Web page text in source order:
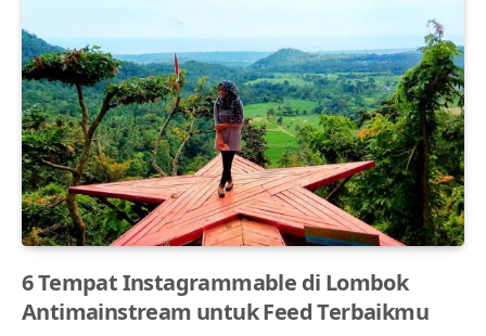
6 Tempat Instagrammable di Lombok
Antimainstream untuk Feed Terbaikmu